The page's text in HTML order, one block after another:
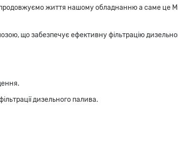
продовжуємо життя нашому обладнанню а саме це
що забезпечує ефективну фільтрацію
дизельного палива.